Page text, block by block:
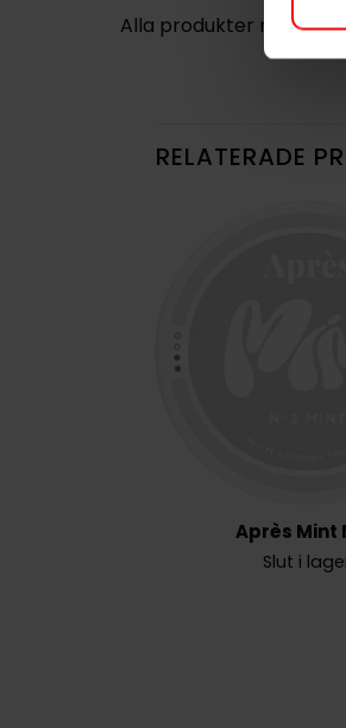
Alla produkter med
RELATERADE
Après Mint
Slut i